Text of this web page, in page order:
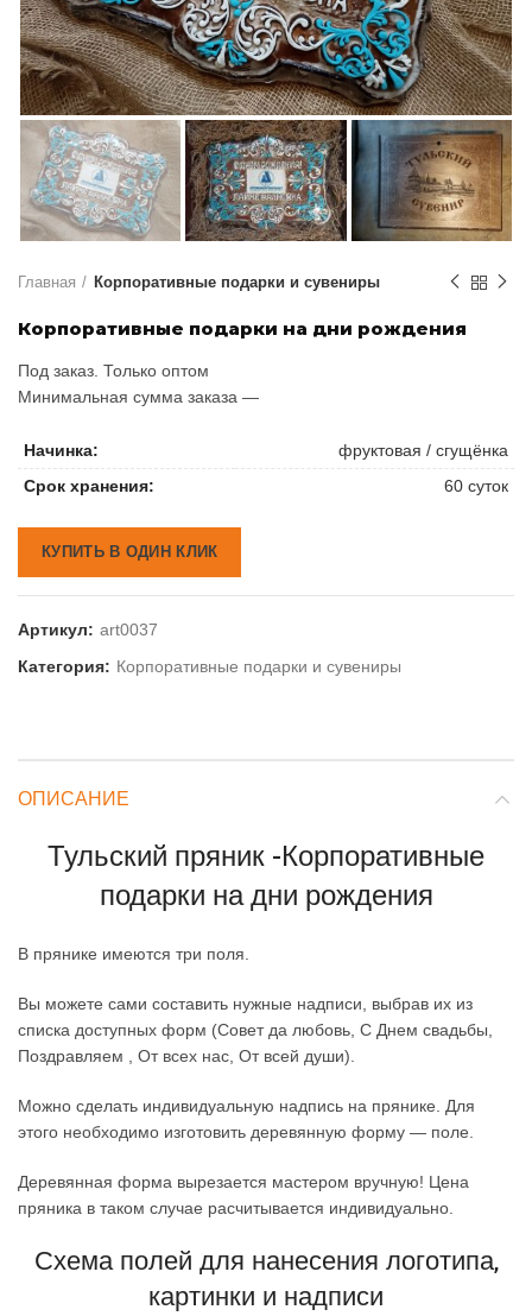
Главная Корпоративные подарки и сувениры
Корпоративные подарки на дни рождения
Под заказ. Только оптом
Минимальная сумма заказа —
Начинка:
фруктовая / сгущёнка
Срок хранения:
60 суток
КУПИТЬ В ОДИН КЛИК
Артикул: art0037
Категория: Корпоративные подарки и сувениры
ОПИСАНИЕ
Тульский пряник -Корпоративные
подарки на дни рождения
В прянике имеются три поля.
Вы можете сами составить нужные надписи, выбрав их из
списка доступных форм (Совет да любовь, С Днем свадьбы,
Поздравляем , От всех нас, От всей души).
Можно сделать индивидуальную надпись на прянике. Для
этого необходимо изготовить деревянную форму — поле.
Деревянная форма вырезается мастером вручную! Цена
пряника в таком случае расчитывается индивидуально.
Схема полей для нанесения логотипа,
картинки и надписи